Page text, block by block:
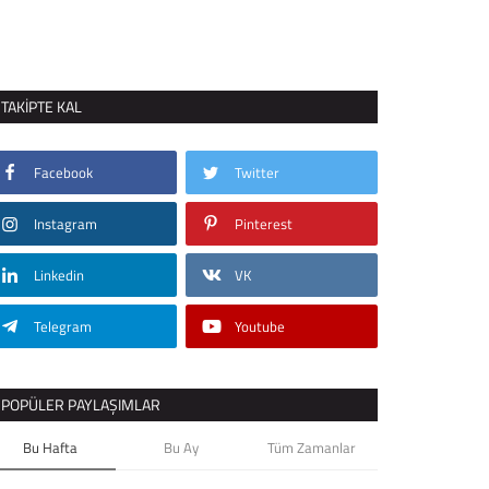
TAKIPTE KAL
Facebook Twitter
Instagram Pinterest
Linkedin VK
Telegram Youtube
POPÜLER PAYLAŞIMLAR
Bu Hafta Bu Ay Tüm Zamanlar